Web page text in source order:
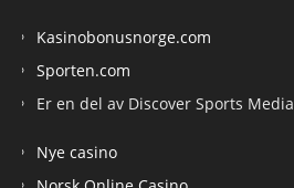
Kasinobonusnorge.com
Sporten.com
Er en del av Discover Sports Media
Nye casino